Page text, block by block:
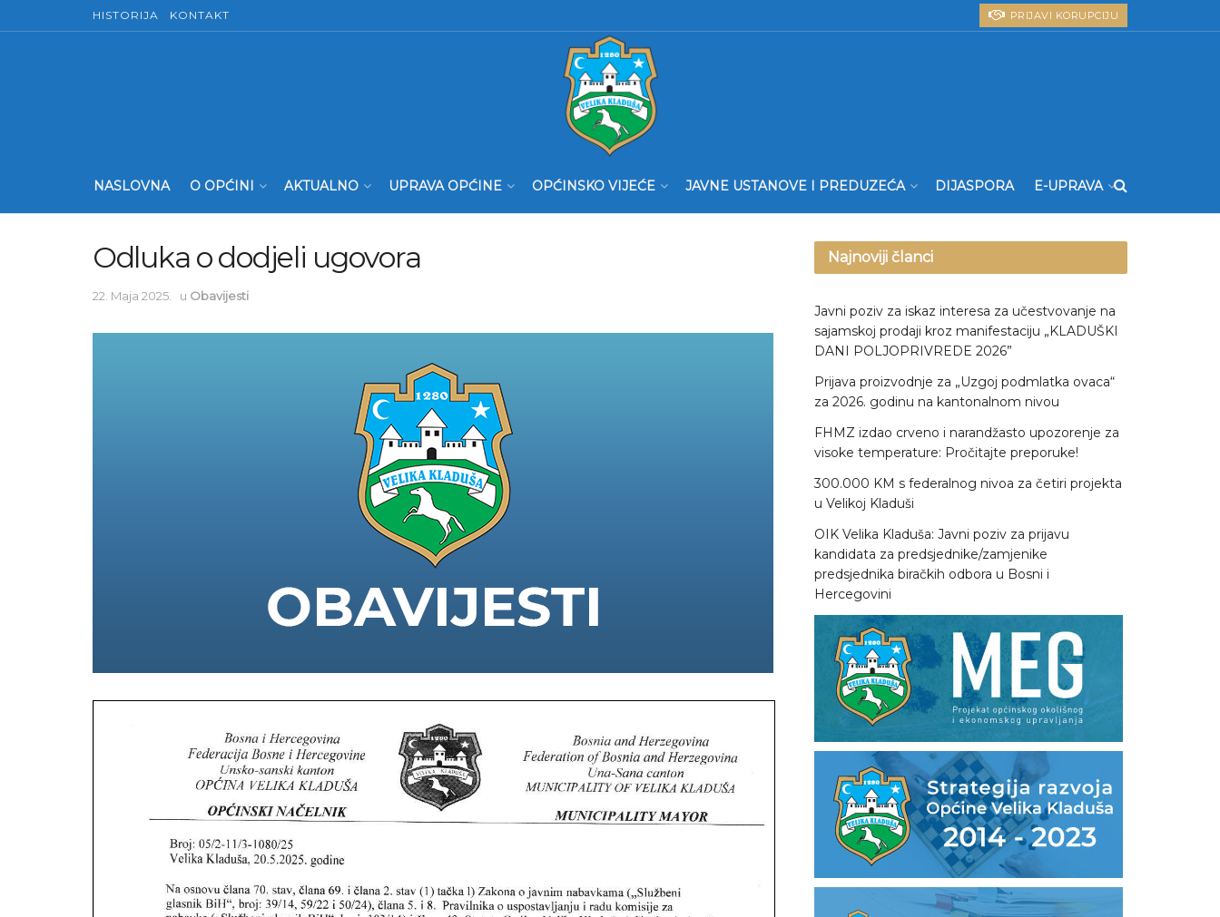
HISTORIJA KONTAKT PRIJAVI KORUPCIJU
NASLOVNA O OPĆINI AKTUALNO UPRAVA OPĆINE OPĆINSKO VIJEĆE JAVNE USTANOVE I PREDUZEĆA DIJASPORA E-UPRAVA
Odluka o dodjeli ugovora
22. Maja 2025. u Obavijesti
Najnoviji članci
Javni poziv za iskaz interesa za učestvovanje na
sajamskoj prodaji kroz manifestaciju „KLADUŠKI
DANI POLJOPRIVREDE 2026”
Prijava proizvodnje za „Uzgoj podmlatka ovaca“
za 2026. godinu na kantonalnom nivou
FHMZ izdao crveno i narandžasto upozorenje za
visoke temperature: Pročitajte preporuke!
300.000 KM s federalnog nivoa za četiri projekta
u Velikoj Kladuši
OIK Velika Kladuša: Javni poziv za prijavu
kandidata za predsjednike/zamjenike
predsjednika biračkih odbora u Bosni i
Hercegovini